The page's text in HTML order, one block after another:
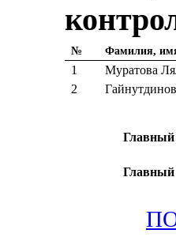
№ Фамилия,
1 Муратова
2
Главный
Главный